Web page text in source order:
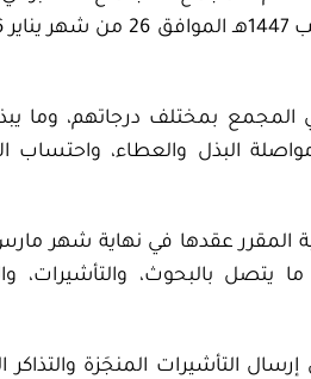
المجمع بمختلف درجاتهم، وما
البذل والعطاء، واحتساب
المقرر عقدها في نهاية شهر
بالبحوث، والتأشيرات،
التأشيرات المنجَزة والتذاكر